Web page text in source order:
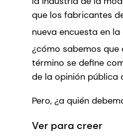
que los fabricantes
nueva encuesta en
¿cómo sabemos que
término se define
de la opinión pública
Pero, ¿a quién
Ver para creer